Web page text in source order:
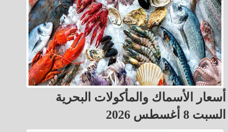
أسعار الأسماك والمأكولات البحرية
السبت 8 أغسطس 2026